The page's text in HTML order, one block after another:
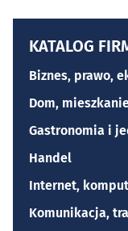
KATALOG
Biznes, prawo,
Dom,
Gastronomia i
Handel
Internet,
Komunikacja,